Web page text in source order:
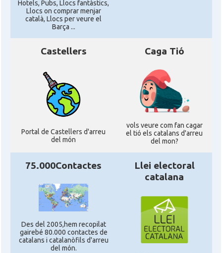
Hotels, Pubs, Llocs fantàstics,
Llocs on comprar menjar
català, Llocs per veure el
Barça ...
Castellers
Portal de Castellers d'arreu
del món
Caga Tió
vols veure com fan cagar
el tió els catalans d'arreu
del mon?
75.000Contactes
Des del 2005,hem recopilat
gairebé 80.000 contactes de
catalans i catalanòfils d'arreu
del món.
Llei electoral
catalana